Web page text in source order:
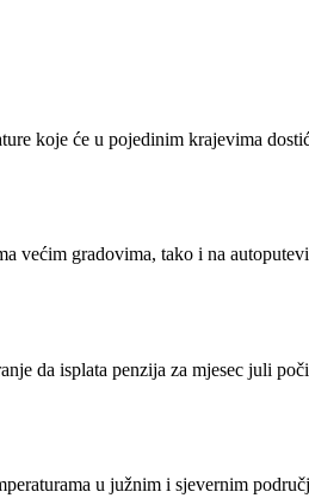
koje će u pojedinim krajevima
većim gradovima, tako i na
da isplata penzija za mjesec juli
u južnim i sjevernim